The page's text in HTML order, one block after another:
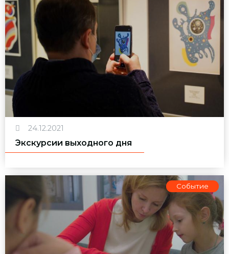
24.12.2021
Экскурсии выходного дня
Событие